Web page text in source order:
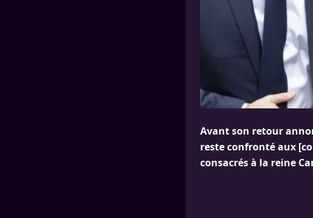
Avant son retour
reste confronté aux
consacrés à la reine